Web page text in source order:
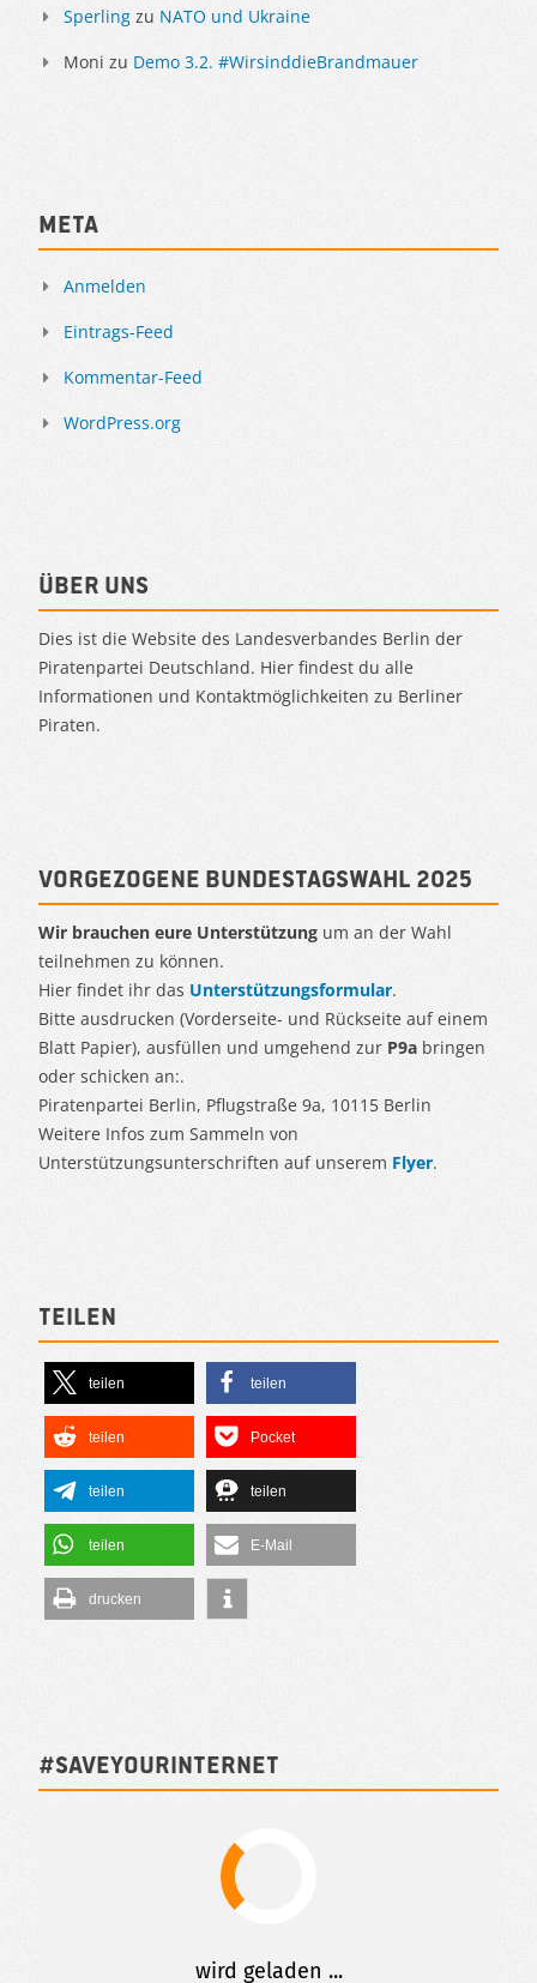
Sperling zu NATO und Ukraine
Moni zu Demo 3.2. #WirsinddieBrandmauer
Meta
Anmelden
Eintrags-Feed
Kommentar-Feed
WordPress.org
Über uns
Dies ist die Website des Landesverbandes Berlin der
Piratenpartei Deutschland. Hier findest du alle
Informationen und Kontaktmöglichkeiten zu Berliner
Piraten.
Vorgezogene Bundestagswahl 2025
Wir brauchen eure Unterstützung um an der Wahl
teilnehmen zu können.
Hier findet ihr das Unterstützungsformular.
Bitte ausdrucken (Vorderseite- und Rückseite auf einem
Blatt Papier), ausfüllen und umgehend zur P9a bringen
oder schicken an:.
Piratenpartei Berlin, Pflugstraße 9a, 10115 Berlin
Weitere Infos zum Sammeln von
Unterstützungsunterschriften auf unserem Flyer.
Teilen
teilen teilen
teilen Pocket
teilen teilen
teilen E-Mail
drucken
#SAVEYOURINTERNET